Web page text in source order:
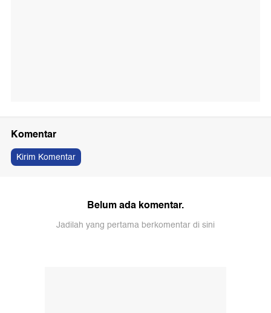
Komentar
Kirim Komentar
Belum ada komentar.
Jadilah yang pertama berkomentar di sini